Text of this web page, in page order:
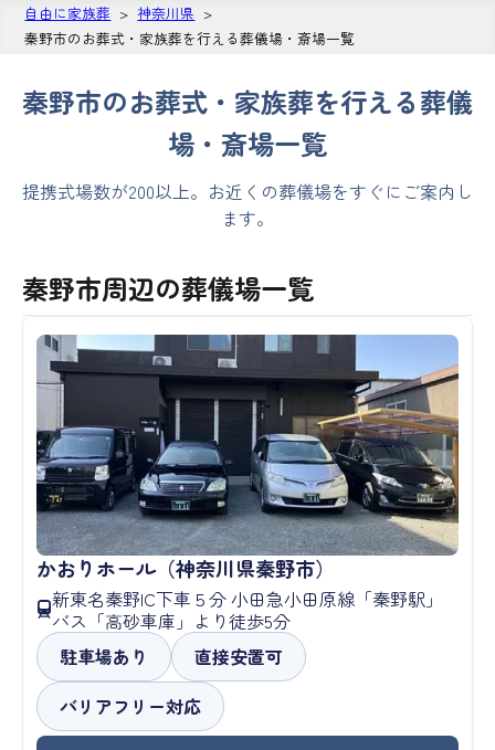
自由に家族葬
神奈川県
秦野市のお葬式・家族葬を行える葬儀場・斎場一覧
秦野市のお葬式・家族葬を行える葬儀
場・斎場一覧
提携式場数が200以上。お近くの葬儀場をすぐにご案内し
ます。
秦野市周辺の葬儀場一覧
かおりホール（神奈川県秦野市）
新東名秦野IC下車５分 小田急小田原線「秦野駅」
バス「高砂車庫」より徒歩5分
駐車場あり
直接安置可
バリアフリー対応